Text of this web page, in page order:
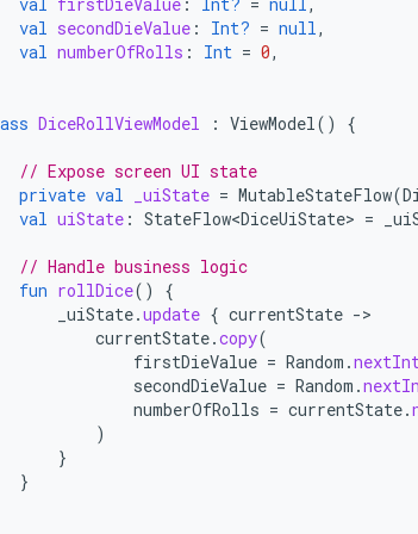
val secondDieValue : Int? = null,
val numberOfRolls : Int = 0,
DiceRollViewModel : ViewModel() {
// Expose screen UI state
private val _uiState = MutableStateFlow(
val uiState : StateFlow<DiceUiState> =
// Handle business logic
fun rollDice()
{
_uiState.update { currentState -
currentState.copy(
firstDieValue = Random .
secondDieValue = Random .
numberOfRolls = currentState.
)
}
}